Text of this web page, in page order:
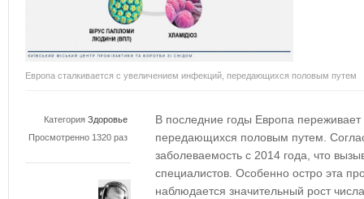
Европа сталкивается с увеличением инфекций, передающихся половым путем
Категория Здоровье
Просмотренно 1320 раз
В последние годы Европа
передающихся половым путем.
заболеваемость с 2014 года, что
специалистов. Особенно остро эта
наблюдается значительный рост